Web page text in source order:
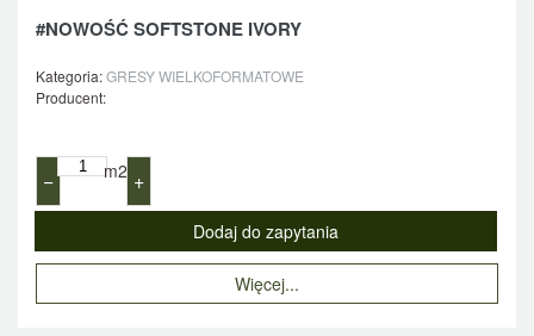
#NOWOŚĆ SOFTSTONE IVORY
Kategoria:GRESY WIELKOFORMATOWE
Producent:
− m2 +
Więcej...